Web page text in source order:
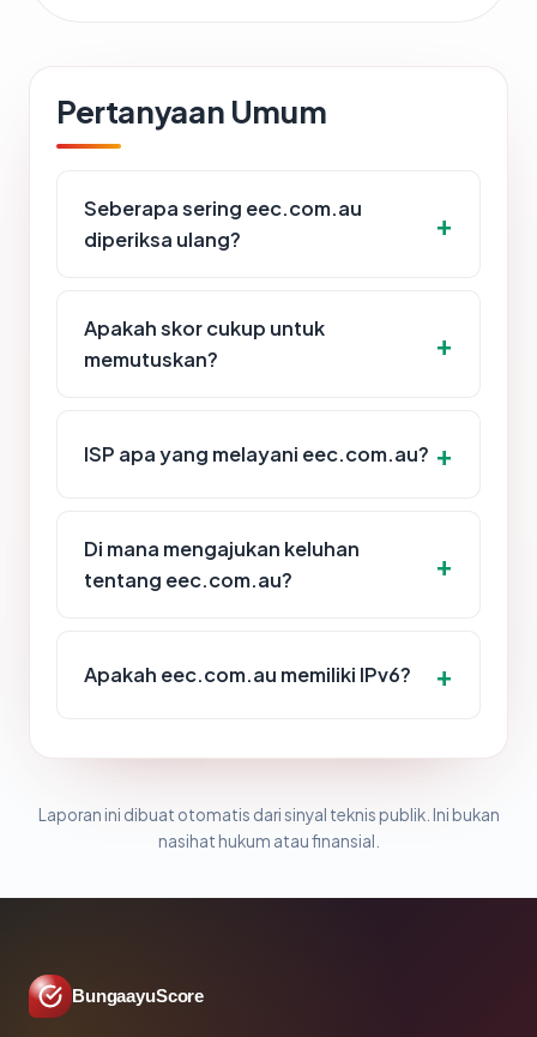
Pertanyaan Umum
Seberapa sering eec.com.au
diperiksa ulang?
Apakah skor cukup untuk
memutuskan?
ISP apa yang melayani eec.com.au?
Di mana mengajukan keluhan
tentang eec.com.au?
Apakah eec.com.au memiliki IPv6?
Laporan ini dibuat otomatis dari sinyal teknis publik. Ini bukan
nasihat hukum atau finansial.
BungaayuScore